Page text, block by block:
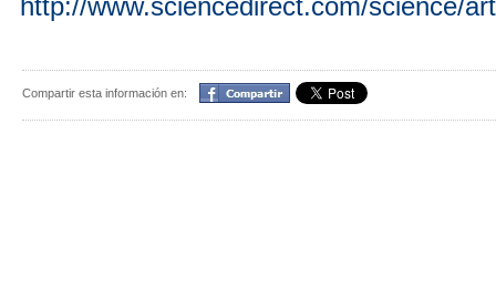
http://www.sciencedirect.com/science/
Compartir esta información en: Compartir